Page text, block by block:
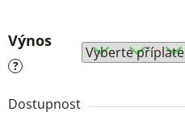
Výnos
?
Dostupnost